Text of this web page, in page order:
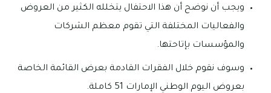
ويجب أن نوضح أن هذا الاحتفال يتخلله الكثير من العروض
والفعاليات المختلفة التي تقوم معظم الشركات
والمؤسسات بإتاحتها.
وسوف نقوم خلال الفقرات القادمة بعرض القائمة الخاصة
بعروض اليوم الوطني الإمارات 51 كاملة.